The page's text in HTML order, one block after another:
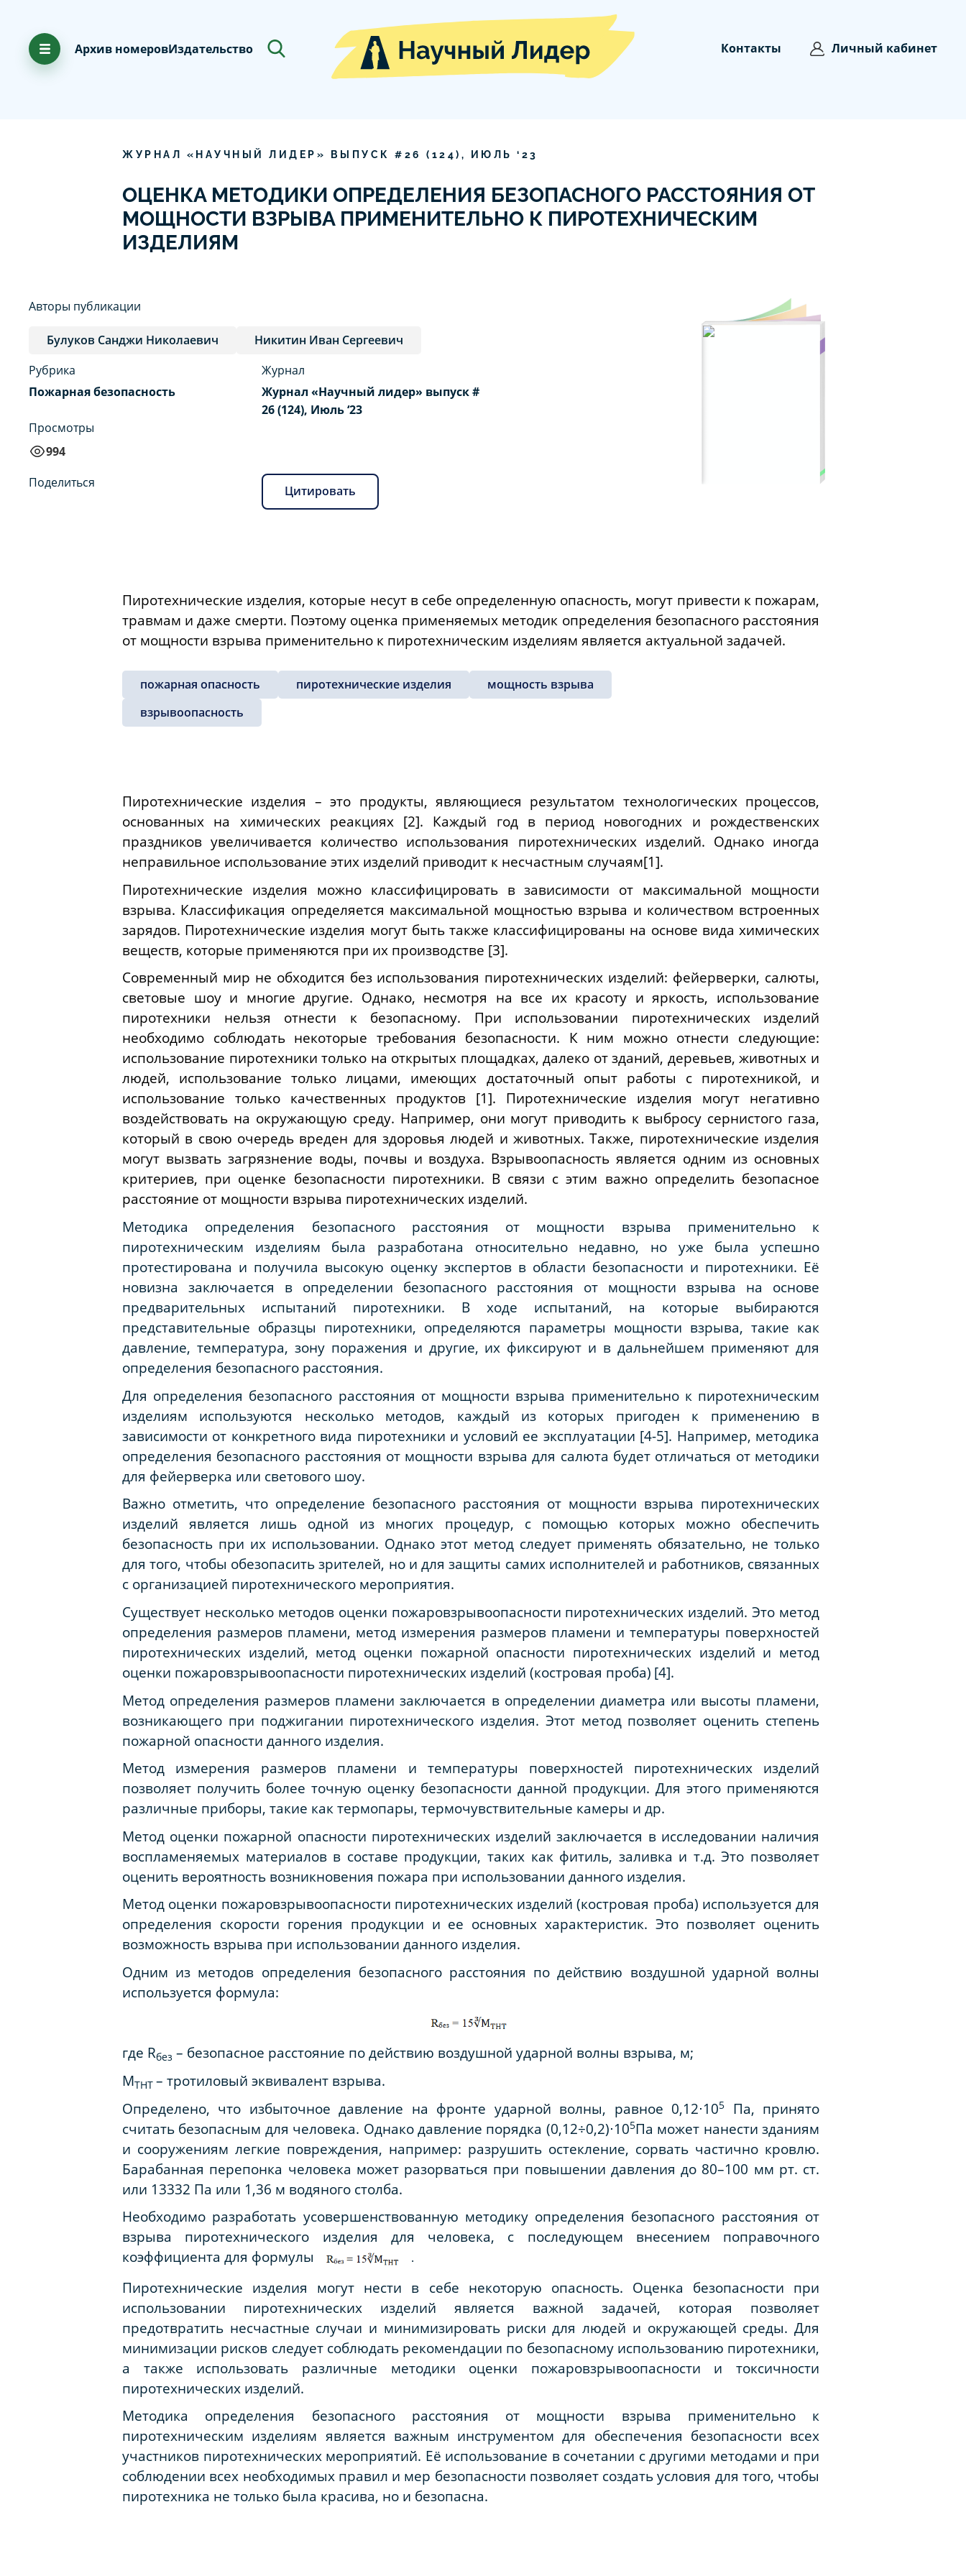
Архив номеровИздательство Контакты Личный кабинет
ЖУРНАЛ «НАУЧНЫЙ ЛИДЕР» ВЫПУСК # 26 ( 124), ИЮЛЬ ‘ 23
ОЦЕНКА МЕТОДИКИ ОПРЕДЕЛЕНИЯ БЕЗОПАСНОГО РАССТОЯНИЯ ОТ
МОЩНОСТИ ВЗРЫВА ПРИМЕНИТЕЛЬНО К ПИРОТЕХНИЧЕСКИМ
ИЗДЕЛИЯМ
Авторы публикации
Булуков Санджи Николаевич
Никитин Иван Сергеевич
Рубрика
Пожарная безопасность
Просмотры
994
Журнал
Журнал «Научный лидер» выпуск #
26 (124), Июль ‘23
Поделиться
Цитировать
Пиротехнические изделия, которые несут в себе определенную опасность, могут привести к пожарам,
травмам и даже смерти. Поэтому оценка применяемых методик определения безопасного расстояния
от мощности взрыва применительно к пиротехническим изделиям является актуальной задачей.
пожарная опасность пиротехнические изделия
мощность взрыва
взрывоопасность
Пиротехнические изделия – это продукты, являющиеся результатом технологических процессов,
основанных на химических реакциях [2]. Каждый год в период новогодних и рождественских
праздников увеличивается количество использования пиротехнических изделий. Однако иногда
неправильное использование этих изделий приводит к несчастным случаям[1].
Пиротехнические изделия можно классифицировать в зависимости от максимальной мощности
взрыва. Классификация определяется максимальной мощностью взрыва и количеством встроенных
зарядов. Пиротехнические изделия могут быть также классифицированы на основе вида химических
веществ, которые применяются при их производстве [3].
Современный мир не обходится без использования пиротехнических изделий: фейерверки, салюты,
световые шоу и многие другие. Однако, несмотря на все их красоту и яркость, использование
пиротехники нельзя отнести к безопасному. При использовании пиротехнических изделий
необходимо соблюдать некоторые требования безопасности. К ним можно отнести следующие:
использование пиротехники только на открытых площадках, далеко от зданий, деревьев, животных и
людей, использование только лицами, имеющих достаточный опыт работы с пиротехникой, и
использование только качественных продуктов [1]. Пиротехнические изделия могут негативно
воздействовать на окружающую среду. Например, они могут приводить к выбросу сернистого газа,
который в свою очередь вреден для здоровья людей и животных. Также, пиротехнические изделия
могут вызвать загрязнение воды, почвы и воздуха. Взрывоопасность является одним из основных
критериев, при оценке безопасности пиротехники. В связи с этим важно определить безопасное
расстояние от мощности взрыва пиротехнических изделий.
Методика определения безопасного расстояния от мощности взрыва применительно к
пиротехническим изделиям была разработана относительно недавно, но уже была успешно
протестирована и получила высокую оценку экспертов в области безопасности и пиротехники. Её
новизна заключается в определении безопасного расстояния от мощности взрыва на основе
предварительных испытаний пиротехники. В ходе испытаний, на которые выбираются
представительные образцы пиротехники, определяются параметры мощности взрыва, такие как
давление, температура, зону поражения и другие, их фиксируют и в дальнейшем применяют для
определения безопасного расстояния.
Для определения безопасного расстояния от мощности взрыва применительно к пиротехническим
изделиям используются несколько методов, каждый из которых пригоден к применению в
зависимости от конкретного вида пиротехники и условий ее эксплуатации [4-5]. Например, методика
определения безопасного расстояния от мощности взрыва для салюта будет отличаться от методики
для фейерверка или светового шоу.
Важно отметить, что определение безопасного расстояния от мощности взрыва пиротехнических
изделий является лишь одной из многих процедур, с помощью которых можно обеспечить
безопасность при их использовании. Однако этот метод следует применять обязательно, не только
для того, чтобы обезопасить зрителей, но и для защиты самих исполнителей и работников, связанных
с организацией пиротехнического мероприятия.
Существует несколько методов оценки пожаровзрывоопасности пиротехнических изделий. Это метод
определения размеров пламени, метод измерения размеров пламени и температуры поверхностей
пиротехнических изделий, метод оценки пожарной опасности пиротехнических изделий и метод
оценки пожаровзрывоопасности пиротехнических изделий (костровая проба) [4].
Метод определения размеров пламени заключается в определении диаметра или высоты пламени,
возникающего при поджигании пиротехнического изделия. Этот метод позволяет оценить степень
пожарной опасности данного изделия.
Метод измерения размеров пламени и температуры поверхностей пиротехнических изделий
позволяет получить более точную оценку безопасности данной продукции. Для этого применяются
различные приборы, такие как термопары, термочувствительные камеры и др.
Метод оценки пожарной опасности пиротехнических изделий заключается в исследовании наличия
воспламеняемых материалов в составе продукции, таких как фитиль, заливка и т.д. Это позволяет
оценить вероятность возникновения пожара при использовании данного изделия.
Метод оценки пожаровзрывоопасности пиротехнических изделий (костровая проба) используется для
определения скорости горения продукции и ее основных характеристик. Это позволяет оценить
возможность взрыва при использовании данного изделия.
Одним из методов определения безопасного расстояния по действию воздушной ударной волны
используется формула:
где Rбез – безопасное расстояние по действию воздушной ударной волны взрыва, м;
МТНТ – тротиловый эквивалент взрыва.
Определено, что избыточное давление на фронте ударной волны, равное 0,12⋅105
Па, принято
считать безопасным для человека. Однако давление порядка (0,12÷0,2)⋅105Па может нанести зданиям
и сооружениям легкие повреждения, например: разрушить остекление, сорвать частично кровлю.
Барабанная перепонка человека может разорваться при повышении давления до 80–100 мм рт. ст.
или 13332 Па или 1,36 м водяного столба.
Необходимо разработать усовершенствованную методику определения безопасного расстояния от
взрыва пиротехнического изделия для человека, с последующем внесением поправочного
коэффициента для формулы
.
Пиротехнические изделия могут нести в себе некоторую опасность. Оценка безопасности при
использовании пиротехнических изделий является важной задачей, которая позволяет
предотвратить несчастные случаи и минимизировать риски для людей и окружающей среды. Для
минимизации рисков следует соблюдать рекомендации по безопасному использованию пиротехники,
а также использовать различные методики оценки пожаровзрывоопасности и токсичности
пиротехнических изделий.
Методика определения безопасного расстояния от мощности взрыва применительно к
пиротехническим изделиям является важным инструментом для обеспечения безопасности всех
участников пиротехнических мероприятий. Её использование в сочетании с другими методами и при
соблюдении всех необходимых правил и мер безопасности позволяет создать условия для того, чтобы
пиротехника не только была красива, но и безопасна.